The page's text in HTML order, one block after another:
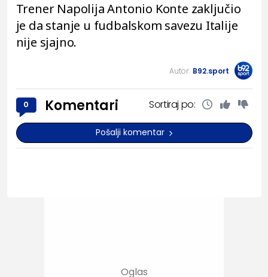
Trener Napolija Antonio Konte zaključio
je da stanje u fudbalskom savezu Italije
nije sjajno.
Autor: B92.sport
0 Komentari Sortiraj po:
Pošalji komentar